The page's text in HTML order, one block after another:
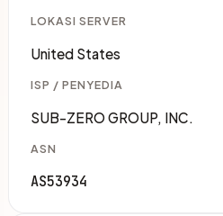
LOKASI SERVER
United States
ISP / PENYEDIA
SUB-ZERO GROUP, INC.
ASN
AS53934